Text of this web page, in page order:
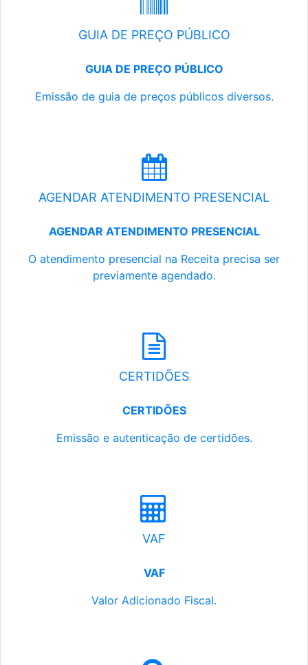
GUIA DE PREÇO PÚBLICO
GUIA DE PREÇO PÚBLICO
Emissão de guia de preços públicos diversos.
AGENDAR ATENDIMENTO PRESENCIAL
AGENDAR ATENDIMENTO PRESENCIAL
O atendimento presencial na Receita precisa ser
previamente agendado.
CERTIDÕES
CERTIDÕES
Emissão e autenticação de certidões.
VAF
VAF
Valor Adicionado Fiscal.